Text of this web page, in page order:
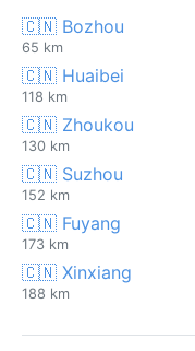
🇨🇳 Bozhou
65 km
🇨🇳 Huaibei
118 km
🇨🇳 Zhoukou
130 km
🇨🇳 Suzhou
152 km
🇨🇳 Fuyang
173 km
🇨🇳 Xinxiang
188 km